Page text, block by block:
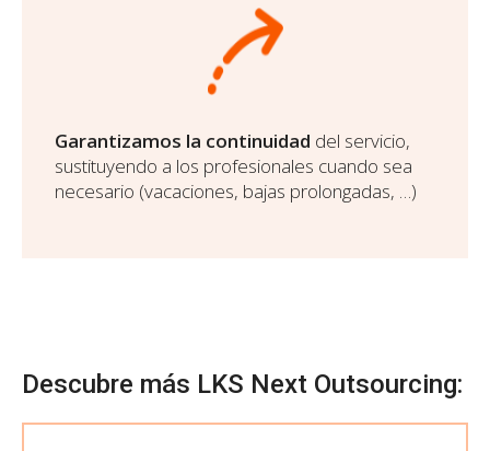
Garantizamos la continuidad del servicio,
sustituyendo a los profesionales cuando sea
necesario (vacaciones, bajas prolongadas, …)
Descubre más LKS Next Outsourcing: